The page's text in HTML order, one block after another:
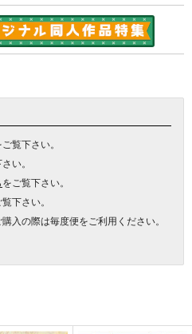
覧下さい。
い。
をご覧下さい。
下さい。
入の際は毎度便をご利用ください。